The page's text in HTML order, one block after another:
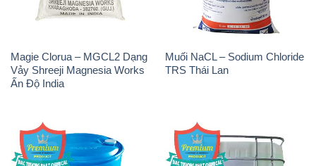
Magie Clorua – MGCL2 Dạng
Vảy Shreeji Magnesia Works
Ấn Độ India
Muối NaCL – Sodium Chloride
TRS Thái Lan